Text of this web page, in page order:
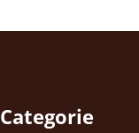
Categorie